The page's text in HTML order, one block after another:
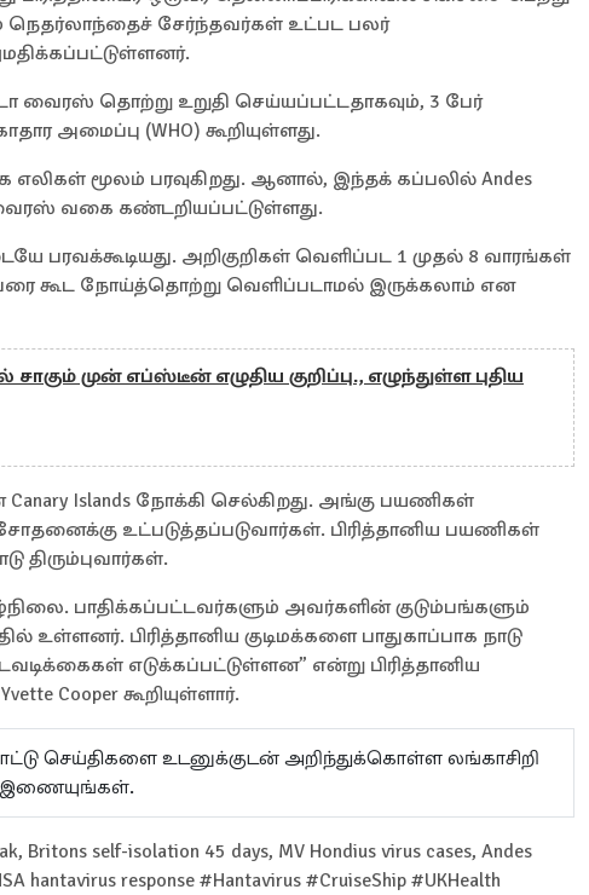
நெதர்லாந்தைச் சேர்ந்தவர்கள் உட்பட பலர்
வைரஸ் தொற்று உறுதி செய்யப்பட்டதாகவும், 3 பேர்
அமைப்பு (WHO) கூறியுள்ளது.
மூலம் பரவுகிறது. ஆனால், இந்தக் கப்பலில் Andes
வகை கண்டறியப்பட்டுள்ளது.
பரவக்கூடியது. அறிகுறிகள் வெளிப்பட 1 முதல் 8 வாரங்கள்
கூட நோய்த்தொற்று வெளிப்படாமல் இருக்கலாம் என
சாகும் முன் எப்ஸ்டீன் எழுதிய குறிப்பு., எழுந்துள்ள புதிய
Islands நோக்கி செல்கிறது. அங்கு பயணிகள்
உட்படுத்தப்படுவார்கள். பிரித்தானிய பயணிகள்
திரும்புவார்கள்.
பாதிக்கப்பட்டவர்களும் அவர்களின் குடும்பங்களும்
உள்ளனர். பிரித்தானிய குடிமக்களை பாதுகாப்பாக நாடு
எடுக்கப்பட்டுள்ளன” என்று பிரித்தானிய
Cooper கூறியுள்ளார்.
செய்திகளை உடனுக்குடன் அறிந்துக்கொள்ள லங்காசிறி
Britons self-isolation 45 days, MV Hondius virus cases, Andes
hantavirus response #Hantavirus #CruiseShip #UKHealth